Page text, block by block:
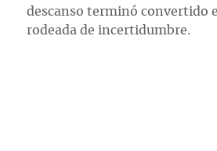
descanso terminó convertido
rodeada de incertidumbre.